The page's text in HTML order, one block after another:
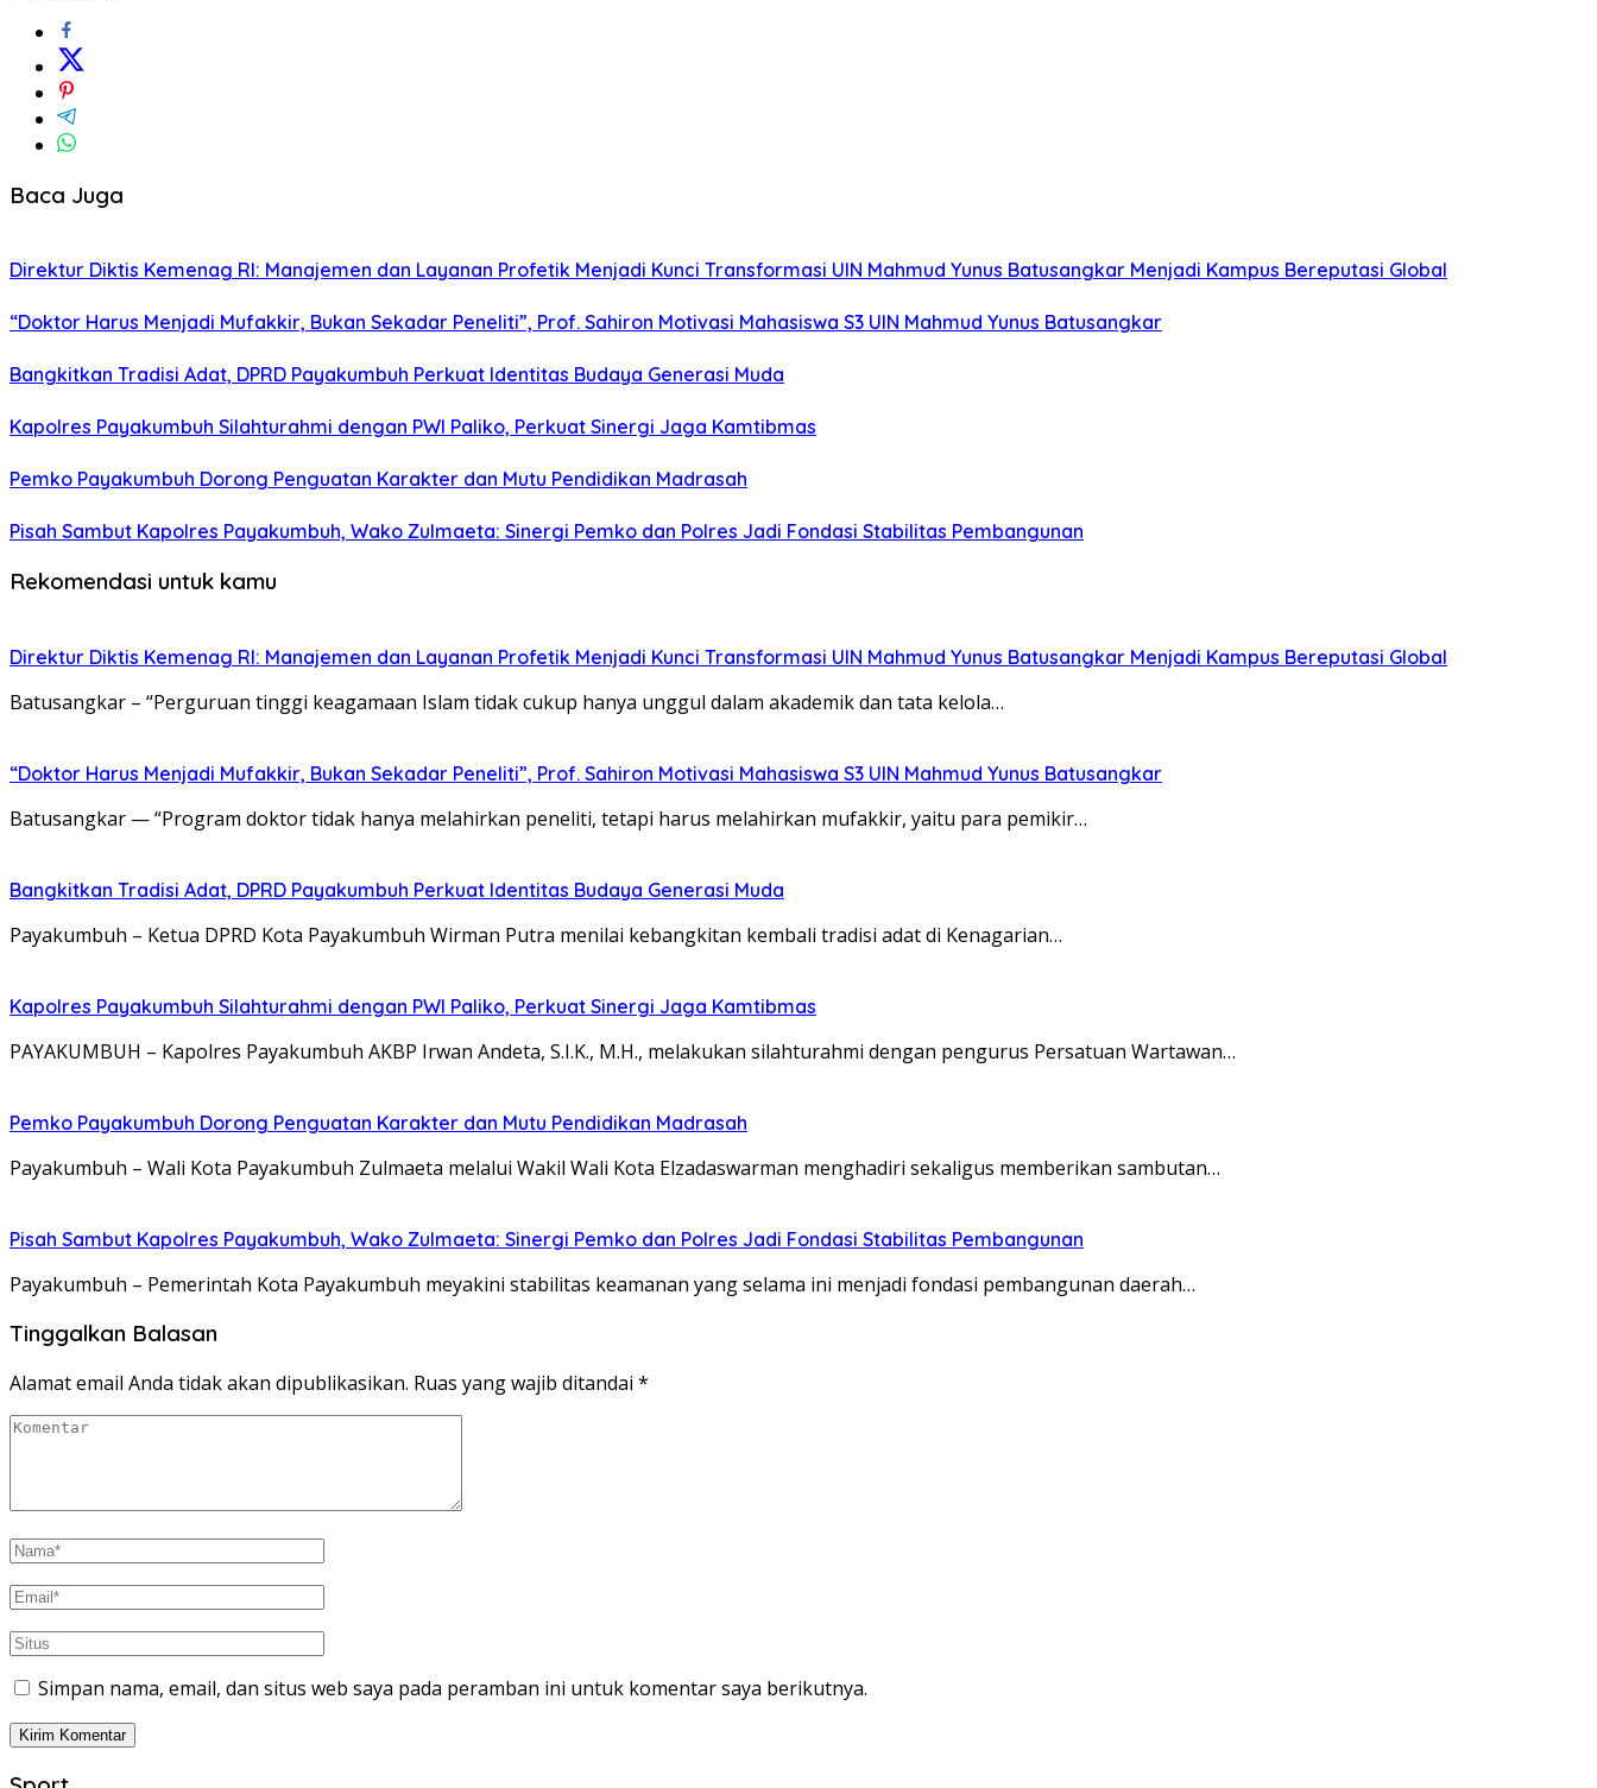
Baca Juga
Direktur Diktis Kemenag RI: Manajemen dan Layanan Profetik Menjadi Kunci Transformasi UIN Mahmud Yunus Batusangkar Menjadi Kampus Bereputasi Global
“Doktor Harus Menjadi Mufakkir, Bukan Sekadar Peneliti”, Prof. Sahiron Motivasi Mahasiswa S3 UIN Mahmud Yunus Batusangkar
Bangkitkan Tradisi Adat, DPRD Payakumbuh Perkuat Identitas Budaya Generasi Muda
Kapolres Payakumbuh Silahturahmi dengan PWI Paliko, Perkuat Sinergi Jaga Kamtibmas
Pemko Payakumbuh Dorong Penguatan Karakter dan Mutu Pendidikan Madrasah
Pisah Sambut Kapolres Payakumbuh, Wako Zulmaeta: Sinergi Pemko dan Polres Jadi Fondasi Stabilitas Pembangunan
Rekomendasi untuk kamu
Direktur Diktis Kemenag RI: Manajemen dan Layanan Profetik Menjadi Kunci Transformasi UIN Mahmud Yunus Batusangkar Menjadi Kampus Bereputasi Global
Batusangkar – “Perguruan tinggi keagamaan Islam tidak cukup hanya unggul dalam akademik dan tata kelola…
“Doktor Harus Menjadi Mufakkir, Bukan Sekadar Peneliti”, Prof. Sahiron Motivasi Mahasiswa S3 UIN Mahmud Yunus Batusangkar
Batusangkar — “Program doktor tidak hanya melahirkan peneliti, tetapi harus melahirkan mufakkir, yaitu para pemikir…
Bangkitkan Tradisi Adat, DPRD Payakumbuh Perkuat Identitas Budaya Generasi Muda
Payakumbuh – Ketua DPRD Kota Payakumbuh Wirman Putra menilai kebangkitan kembali tradisi adat di Kenagarian…
Kapolres Payakumbuh Silahturahmi dengan PWI Paliko, Perkuat Sinergi Jaga Kamtibmas
PAYAKUMBUH – Kapolres Payakumbuh AKBP Irwan Andeta, S.I.K., M.H., melakukan silahturahmi dengan pengurus Persatuan Wartawan…
Pemko Payakumbuh Dorong Penguatan Karakter dan Mutu Pendidikan Madrasah
Payakumbuh – Wali Kota Payakumbuh Zulmaeta melalui Wakil Wali Kota Elzadaswarman menghadiri sekaligus memberikan sambutan…
Pisah Sambut Kapolres Payakumbuh, Wako Zulmaeta: Sinergi Pemko dan Polres Jadi Fondasi Stabilitas Pembangunan
Payakumbuh – Pemerintah Kota Payakumbuh meyakini stabilitas keamanan yang selama ini menjadi fondasi pembangunan daerah…
Tinggalkan Balasan
Alamat email Anda tidak akan dipublikasikan. Ruas yang wajib ditandai *
Simpan nama, email, dan situs web saya pada peramban ini untuk komentar saya berikutnya.